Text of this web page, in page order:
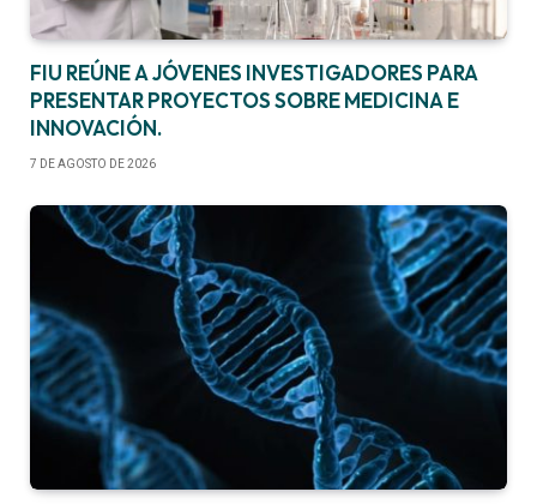
FIU REÚNE A JÓVENES INVESTIGADORES PARA
PRESENTAR PROYECTOS SOBRE MEDICINA E
INNOVACIÓN.
7 DE AGOSTO DE 2026